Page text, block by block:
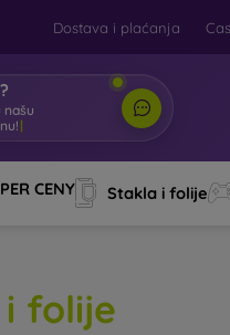
Dostava i plaćanja
našu
|
CENY Stakla i folije
folije